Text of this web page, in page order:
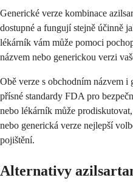
Generické verze kombinace
dostupné a fungují stejně účinně
lékárník vám může pomoci
názvem nebo generickou verzi
Obě verze s obchodním názvem i
přísné standardy FDA pro
nebo lékárník může
nebo generická verze nejlepší
pojištění.
Alternativy